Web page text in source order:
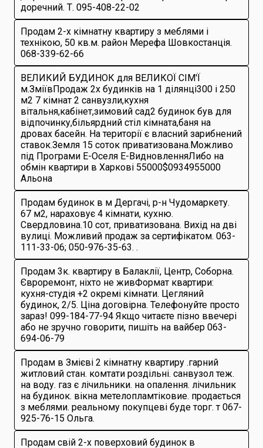
доречний. Т. 095-408-22-02
Продам 2-х кімнатну квартиру з меблями і
технікою, 50 кв.м. район Мерефа Шовкостанція.
068-339-62-66
ВЕЛИКИЙ БУДИНОК для ВЕЛИКОЇ СІМ'Ї
м.ЗміївПродаж 2х будинків на 1 ділянці300 і 250
м2 7 кімнат 2 санвузли,кухня
вітальня,кабінет,зимовий сад2 будинок був для
відпочинку,більярдний стіл кімната,баня на
дровах басейн. На території є власний зарибнений
ставок.Земля 15 соток приватизована.Можливо
під Програми Е-Оселя Е-ВидновленняЛибо на
обмін квартири в Харкові 55000$0934955000
Альона
Продам будинок в м Дергачі, р-н Чудомаркету.
67 м2, нараховує 4 кімнати, кухню.
Свердловина.10 сот, приватизована. Вихід на дві
вулиці. Можливий продаж за сертифікатом. 063-
111-33-06; 050-976-35-63. .
Продам 3к. квартиру в Балаклії, Центр, Соборна.
Євроремонт, ніхто не живФормат квартири:
кухня-студія +2 окремі кімнати. Цегляний
будинок, 2/5. Ціна договірна. Телефонуйте просто
зараз! 099-184-77-94 Якщо читаєте пізно ввечері
або не зручно говорити, пишіть на вайбер 063-
694-06-79
Продам в Змієві 2 кімнатну квартиру .гарний
житловий стан. комтати роздільні. санвузол теж.
на воду. газ є лічильники. на опалення. лічильник
на будинок. вікна метелопламтіковие. продається
з меблями. реальному покупцеві буде торг. т 067-
925-76-15 Ольга.
Продам свій 2-х поверховий будинок в